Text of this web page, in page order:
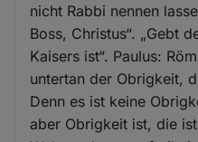
nicht Rabbi nennen
Boss, Christus“. „Gebt
Kaisers ist“. Paulus:
untertan der Obrigkeit,
Denn es ist keine
aber Obrigkeit ist, die